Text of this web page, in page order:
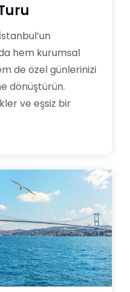
hem kurumsal
de özel günlerinizi
dönüştürün.
ve eşsiz bir